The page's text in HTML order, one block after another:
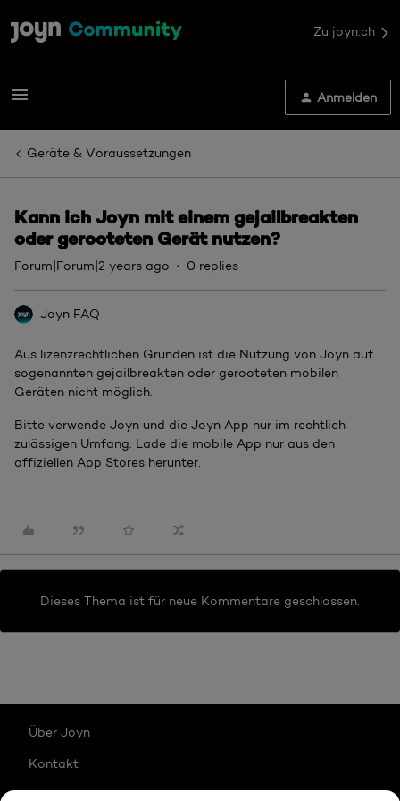
Zu joyn.ch
Anmelden
Geräte & Voraussetzungen
Kann ich Joyn mit einem gejailbreakten
oder gerooteten Gerät nutzen?
Forum|Forum|2 years ago 0 replies
Joyn FAQ
Aus lizenzrechtlichen Gründen ist die Nutzung von Joyn auf
sogenannten gejailbreakten oder gerooteten mobilen
Geräten nicht möglich.
Bitte verwende Joyn und die Joyn App nur im rechtlich
zulässigen Umfang. Lade die mobile App nur aus den
offiziellen App Stores herunter.
Dieses Thema ist für neue Kommentare geschlossen.
Über Joyn
Kontakt
Karriere